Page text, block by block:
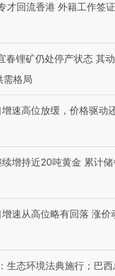
才回流香港 外籍工作签
春锂矿仍处停产状态 其
需格局
速高位放缓，价格驱动
增持近20吨黄金 累计储
速从高位略有回落 涨价
生态环境法典施行；巴